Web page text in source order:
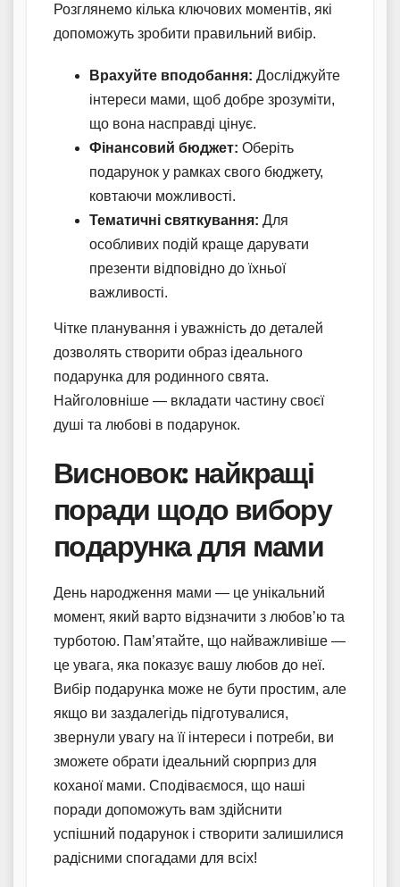
Розглянемо кілька ключових моментів, які
допоможуть зробити правильний вибір.
Врахуйте вподобання: Досліджуйте
інтереси мами, щоб добре зрозуміти,
що вона насправді цінує.
Фінансовий бюджет: Оберіть
подарунок у рамках свого бюджету,
ковтаючи можливості.
Тематичні святкування: Для
особливих подій краще дарувати
презенти відповідно до їхньої
важливості.
Чітке планування і уважність до деталей
дозволять створити образ ідеального
подарунка для родинного свята.
Найголовніше — вкладати частину своєї
душі та любові в подарунок.
Висновок: найкращі
поради щодо вибору
подарунка для мами
День народження мами — це унікальний
момент, який варто відзначити з любов’ю та
турботою. Пам’ятайте, що найважливіше —
це увага, яка показує вашу любов до неї.
Вибір подарунка може не бути простим, але
якщо ви заздалегідь підготувалися,
звернули увагу на її інтереси і потреби, ви
зможете обрати ідеальний сюрприз для
коханої мами. Сподіваємося, що наші
поради допоможуть вам здійснити
успішний подарунок і створити залишилися
радісними спогадами для всіх!